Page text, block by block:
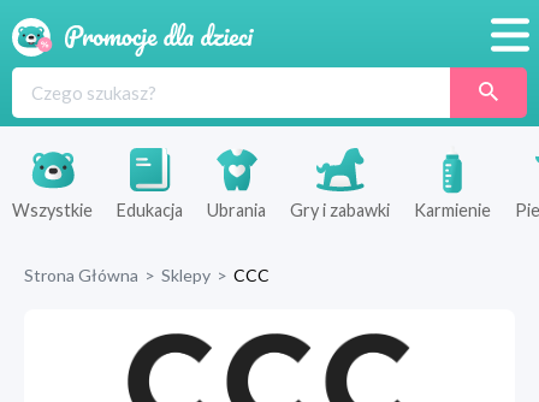
Produkty
Sklepy
Wszystkie Edukacja Ubrania Gry i zabawki Karmienie
Strona Główna > Sklepy > CCC